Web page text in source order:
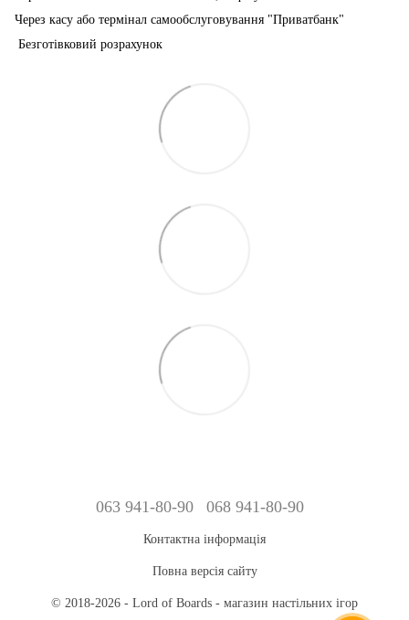
Через касу або термінал самообслуговування "Приватбанк"
Безготівковий розрахунок
063 941-80-90 068 941-80-90
Контактна інформація
Повна версія сайту
© 2018-2026 - Lord of Boards - магазин настільних ігор